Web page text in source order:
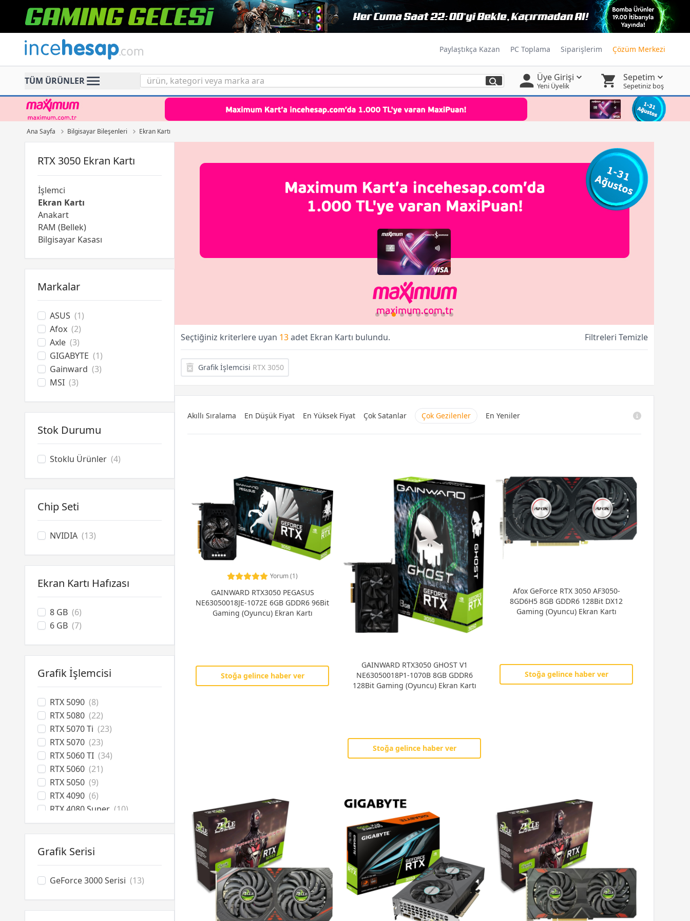
Incehesap Paylaştıkça Kazan PC Toplama Siparişlerim Çözüm Merkezi
TÜM ÜRÜNLER Üye Girişi
Yeni Üyelik
Sepetim
Sepetiniz boş
Ana Sayfa Bilgisayar Bileşenleri Ekran Kartı
RTX 3050 Ekran Kartı
İşlemci
Ekran Kartı
Anakart
RAM (Bellek)
Bilgisayar Kasası
Optik Sürücüler
Markalar
ASUS (1)
Afox (2)
Axle (3)
GIGABYTE (1)
Gainward (3)
MSI (3)
Stok Durumu
Stoklu Ürünler (4)
Chip Seti
NVIDIA (13)
Ekran Kartı Hafızası
8 GB (6)
6 GB (7)
Grafik İşlemcisi
RTX 5090 (8)
RTX 5080 (22)
RTX 5070 Ti (23)
RTX 5070 (23)
RTX 5060 TI (34)
RTX 5060 (21)
RTX 5050 (9)
RTX 4090 (6)
RTX 4080 Super (10)
RTX 4070 Ti Super (16)
RTX 4070 Ti (2)
RTX 4070 Super
RTX 4070 (3)
RTX 4060 Ti (11)
RTX 3070 (3)
Grafik Serisi
GeForce 3000 Serisi (13)
Seçtiğiniz kriterlere uyan 13adet Ekran Kartı bulundu. Filtreleri Temizle
Grafik İşlemcisi RTX 3050
Akıllı Sıralama En Düşük Fiyat En Yüksek Fiyat Çok Satanlar Çok Gezilenler En Yeniler
Yorum (1)
GAINWARD RTX3050 PEGASUS
NE63050018JE-1072E 6GB GDDR6 96Bit
Gaming (Oyuncu) Ekran Kartı
Stoğa gelince haber ver
GAINWARD RTX3050 GHOST V1
NE63050018P1-1070B 8GB GDDR6
128Bit Gaming (Oyuncu) Ekran Kartı
Stoğa gelince haber ver
Afox GeForce RTX 3050 AF3050-
8GD6H5 8GB GDDR6 128Bit DX12
Gaming (Oyuncu) Ekran Kartı
Stoğa gelince haber ver